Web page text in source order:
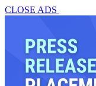
CLOSE ADS